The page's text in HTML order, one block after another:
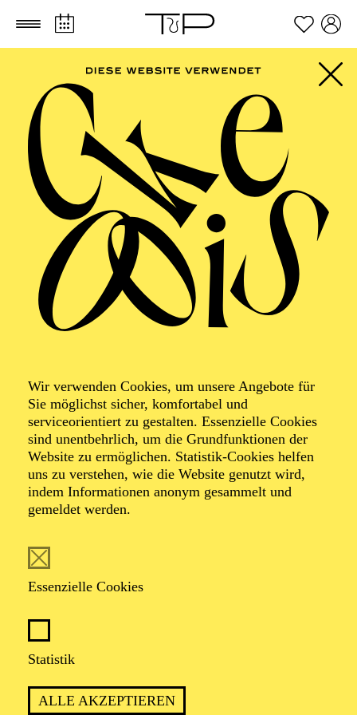
Zum Hauptinhalt springen Zum Footer springen
Wir verwenden Cookies, um unsere Angebote für
Sie möglichst sicher, komfortabel und
serviceorientiert zu gestalten. Essenzielle Cookies
sind unentbehrlich, um die Grundfunktionen der
Website zu ermöglichen. Statistik-Cookies helfen
uns zu verstehen, wie die Website genutzt wird,
indem Informationen anonym gesammelt und
gemeldet werden.
Essenzielle Cookies
Statistik
ALLE AKZEPTIEREN
Foto: Benne Ochs
Andrei Nicoara
Bass
seine künstlerische Ausbildung bereits als Kind in der
die „Ioan Sima“ Arts Highschool wechselte.
Dima“ Musical Academy in Cluj-Napoca in Rumänien
und wurde nach seinem Abschluss 2017 in die